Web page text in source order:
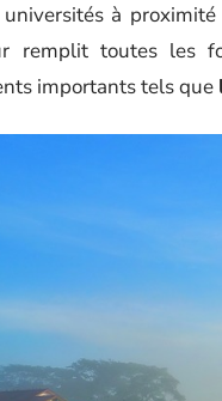
à
remplit toutes les
importants tels que